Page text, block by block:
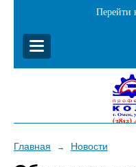
Перейти
Главная → Новости